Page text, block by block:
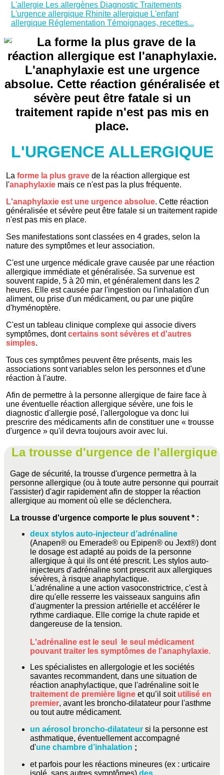
L'allergie Les allergènes Diagnostic Traitements
L'urgence allergique Rhinite allergique L'enfant
allergique Réglementation Témoignages, recettes...
L'URGENCE ALLERGIQUE
La forme la plus grave de la réaction allergique est
l'anaphylaxie mais ce n'est pas la plus fréquente.
L'anaphylaxie est une urgence absolue. Cette réaction
généralisée et sévère peut être fatale si un traitement rapide
n'est pas mis en place.
Ses manifestations sont classées en 4 grades, selon la
nature des symptômes et leur association.
C'est une urgence médicale grave causée par une réaction
allergique immédiate et généralisée. Sa survenue est
souvent rapide, 5 à 20 min, et généralement dans les 2
heures. Elle est causée par l'ingestion ou l'inhalation d'un
aliment, ou prise d'un médicament, ou par une piqûre
d'hyménoptère.
C'est un tableau clinique complexe qui associe divers
symptômes, dontcertains sont sévères et d'autres
simples.
Tous ces symptômes peuvent être présents, mais les
associations sont variables selon les personnes et d'une
réaction à l'autre.
Afin de permettre à la personne allergique de faire face à
une éventuelle réaction allergique sévère, une fois le
diagnostic d'allergie posé, l'allergologue va donc lui
prescrire des médicaments afin de constituer une « trousse
d'urgence » qu'il devra toujours avoir avec lui.
La trousse d'urgence de l'allergique
Gage de sécurité, la trousse d'urgence permettra à la
personne allergique (ou à toute autre personne qui pourrait
l'assister) d'agir rapidement afin de stopper la réaction
allergique au moment où elle se déclenchera.
La trousse d'urgence comporte le plus souvent * :
deux stylos auto-injecteur d’adrénaline
(Anapen® ou Emerade® ou Epipen® ou Jext®) dont
le dosage est adapté au poids de la personne
allergique à qui ils ont été prescrit. Les stylos auto-
injecteurs d'adrénaline sont prescrit aux allergiques
sévères, à risque anaphylactique.
L'adrénaline a une action vasoconstrictrice, c'est à
dire qu'elle resserre les vaisseaux sanguins afin
d'augmenter la pression artérielle et accélérer le
rythme cardiaque. Elle corrige la chute rapide et
dangereuse de la tension.
L'adrénaline est le seul le seul médicament
pouvant traiter les symptômes de l’anaphylaxie.
Les spécialistes en allergologie et les sociétés
savantes recommandent, dans une situation de
réaction anaphylactique, que l'adrénaline soit le
traitement de première ligne et qu’il soit utilisé en
premier, avant les broncho-dilatateur pour l'asthme
ou tout autre médicament.
un aérosol broncho-dilatateur si la personne est
asthmatique, éventuellement accompagné
d'une chambre d’inhalation ;
et parfois pour les réactions mineures (ex : urticaire
isolé, sans autres symptômes) des